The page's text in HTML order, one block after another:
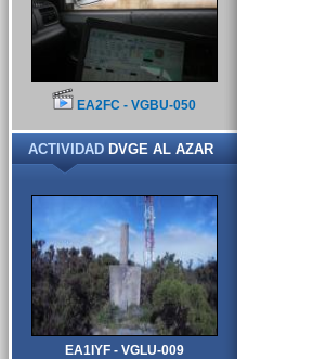
EA2FC - VGBU-050
ACTIVIDADDVGE AL AZAR
EA1IYF - VGLU-009